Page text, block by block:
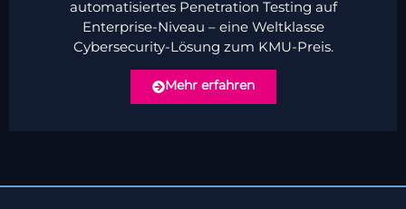
automatisiertes Penetration Testing auf
Enterprise-Niveau – eine Weltklasse
Cybersecurity-Lösung zum KMU-Preis.
Mehr erfahren